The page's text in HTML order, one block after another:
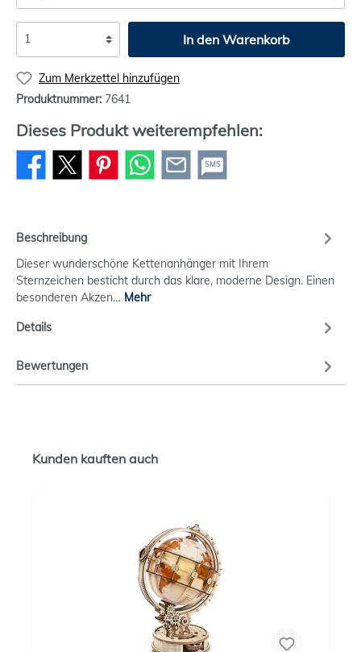
In den Warenkorb
Zum Merkzettel hinzufügen
Produktnummer: 7641
Dieses Produkt weiterempfehlen:
SMS
Beschreibung
Dieser wunderschöne Kettenanhänger mit Ihrem
Sternzeichen besticht durch das klare, moderne Design. Einen
besonderen Akzen… Mehr
Details
Bewertungen
Kunden kauften auch